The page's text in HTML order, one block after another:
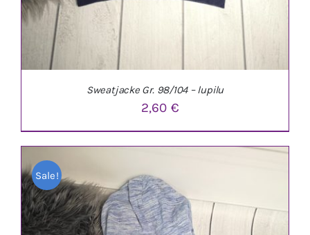
Sweatjacke Gr. 98/104 – lupilu
2,60€
Sale!